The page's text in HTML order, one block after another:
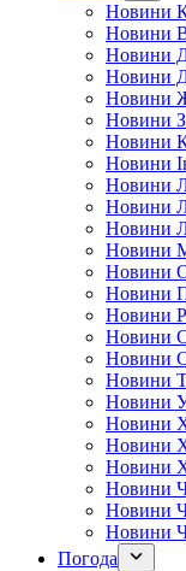
Новини
Новини
Новини
Новини
Новини
Новини
Новини
Новини
Новини
Новини
Новини
Новини
Новини
Новини
Новини
Новини
Новини
Новини
Новини
Новини
Новини
Новини
Новини
Новини
Новини
Погода